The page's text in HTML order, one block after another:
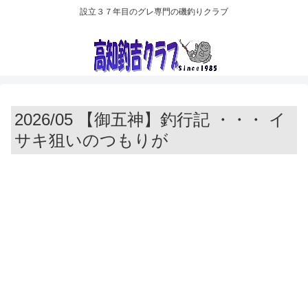
設立３７年目のグレ専門の磯釣りクラブ
2026/05 【御五神】釣行記 ・・・ イ
サキ狙いのつもりが